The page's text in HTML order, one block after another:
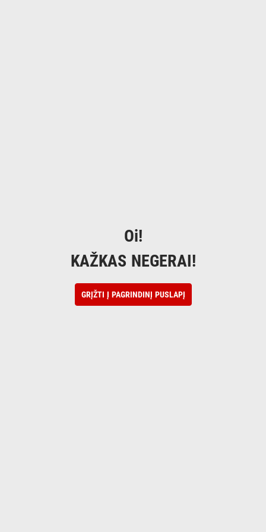
Oi!
KAŽKAS NEGERAI!
GRĮŽTI Į PAGRINDINĮ PUSLAPĮ